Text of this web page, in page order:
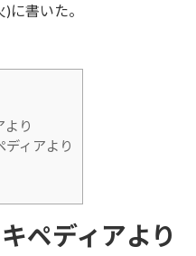
に書いた。
より
ィアより
ペディアより